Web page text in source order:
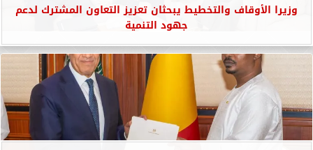
وزيرا الأوقاف والتخطيط يبحثان تعزيز التعاون المشترك لدعم
جهود التنمية